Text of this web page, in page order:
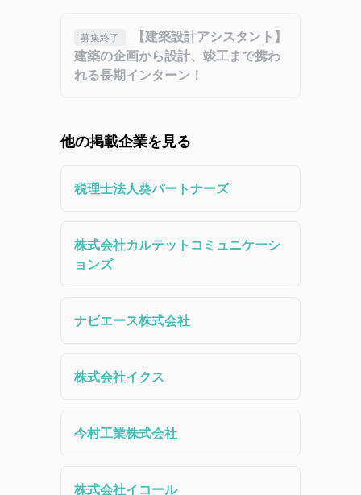
募集終了
【建築設計アシスタント】
建築の企画から設計、竣工まで携わ
れる長期インターン！
他の掲載企業を見る
税理士法人葵パートナーズ
株式会社カルテットコミュニケーシ
ョンズ
ナビエース株式会社
株式会社イクス
今村工業株式会社
株式会社イコール